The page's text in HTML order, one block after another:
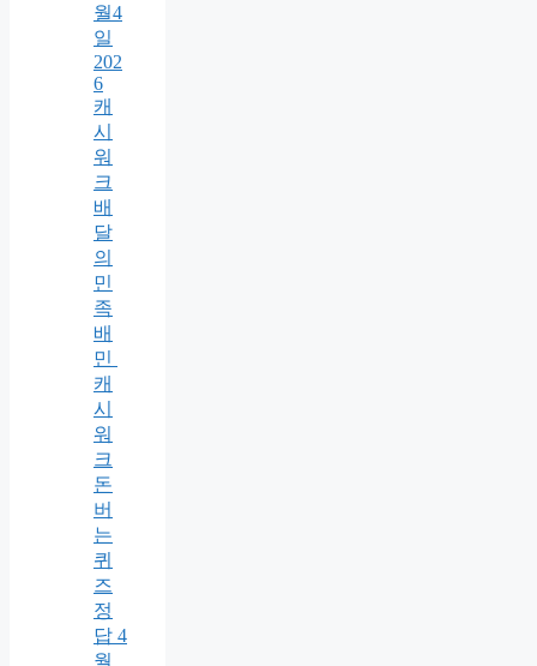
월4
일
202
6
캐
시
워
크
배
달
의
민
족
배
민
캐
시
워
크
돈
버
는
퀴
즈
정
답 4
월